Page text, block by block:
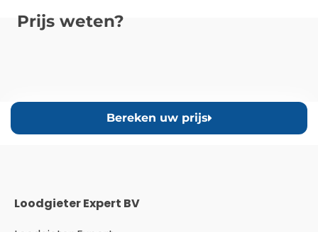
Prijs weten?
Bereken uw prijs
Loodgieter Expert BV